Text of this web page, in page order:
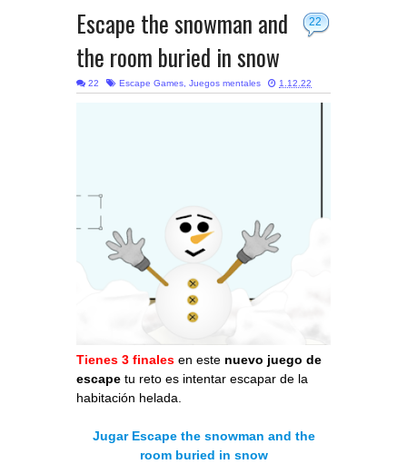
22
Escape the snowman and
the room buried in snow
22 Escape Games, Juegos mentales 1.12.22
Tienes 3 finales en este nuevo juego de
escape tu reto es intentar escapar de la
habitación helada.
Jugar Escape the snowman and the
room buried in snow